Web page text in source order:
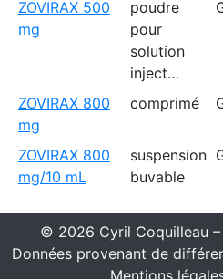
ZOVIRAX 500
mg
poudre
pour
solution
inject…
ZOVIRAX 800
mg
comprimé
ZOVIRAX 800
mg/10 mL
suspension
buvable
© 2026 Cyril Coquilleau
Données provenant de
Mentions